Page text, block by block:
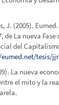
J. (2005).
de La nueva
del
tesis/
La nueva
el mito y la